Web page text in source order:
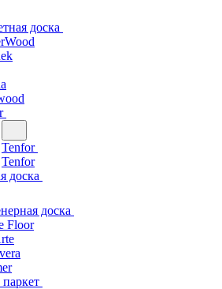
доска
Tenfor
Tenfor
доска
доска
Floor